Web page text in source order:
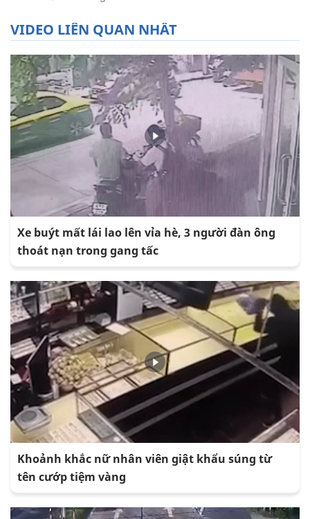
VIDEO LIÊN QUAN NHẤT
Xe buýt mất lái lao lên vỉa hè, 3 người đàn ông
thoát nạn trong gang tấc
Khoảnh khắc nữ nhân viên giật khẩu súng từ
tên cướp tiệm vàng